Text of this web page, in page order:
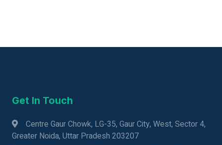
Get In Touch
Centre Gaur Chowk, LG-35, Gaur City, West, Sector 4,
Greater Noida, Uttar Pradesh 203207